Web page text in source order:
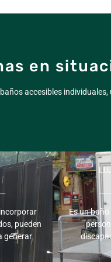
en
accesibles
pueden
generar
Es un